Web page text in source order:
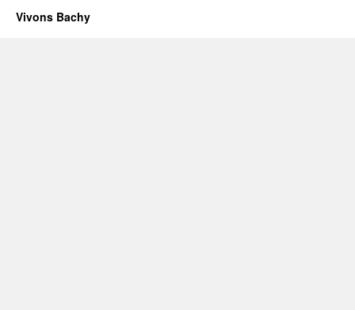
Vivons Bachy